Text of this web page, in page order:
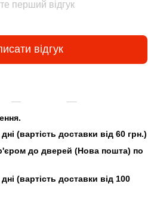
перший відгук
відгук
дні (вартість доставки від 60 грн.)
до дверей (Нова пошта) по
(вартість доставки від 100